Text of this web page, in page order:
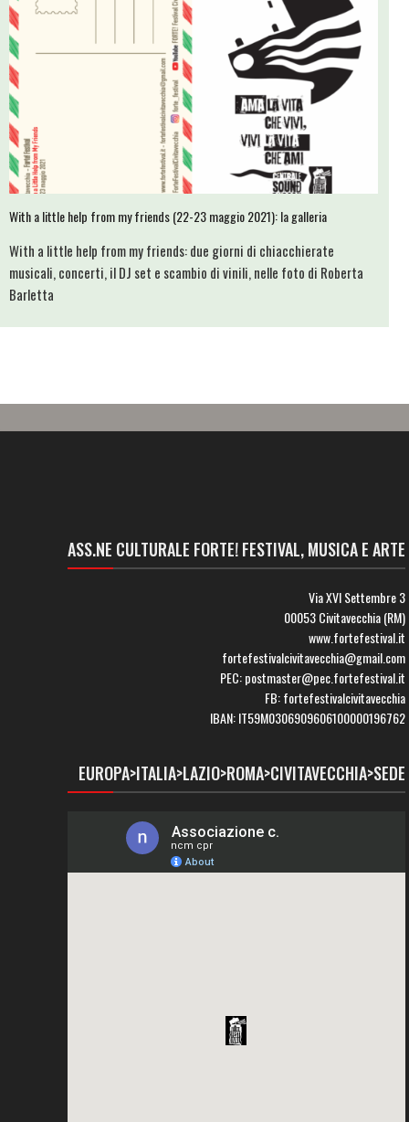
With a little help from my friends (22-23 maggio 2021): la galleria
With a little help from my friends: due giorni di chiacchierate
musicali, concerti, il DJ set e scambio di vinili, nelle foto di Roberta
Barletta
ASS.NE CULTURALE FORTE! FESTIVAL, MUSICA E ARTE
Via XVI Settembre 3
00053 Civitavecchia (RM)
www.fortefestival.it
fortefestivalcivitavecchia@gmail.com
PEC: postmaster@pec.fortefestival.it
FB: fortefestivalcivitavecchia
IBAN: IT59M0306909606100000196762
EUROPA>ITALIA>LAZIO>ROMA>CIVITAVECCHIA>SEDE